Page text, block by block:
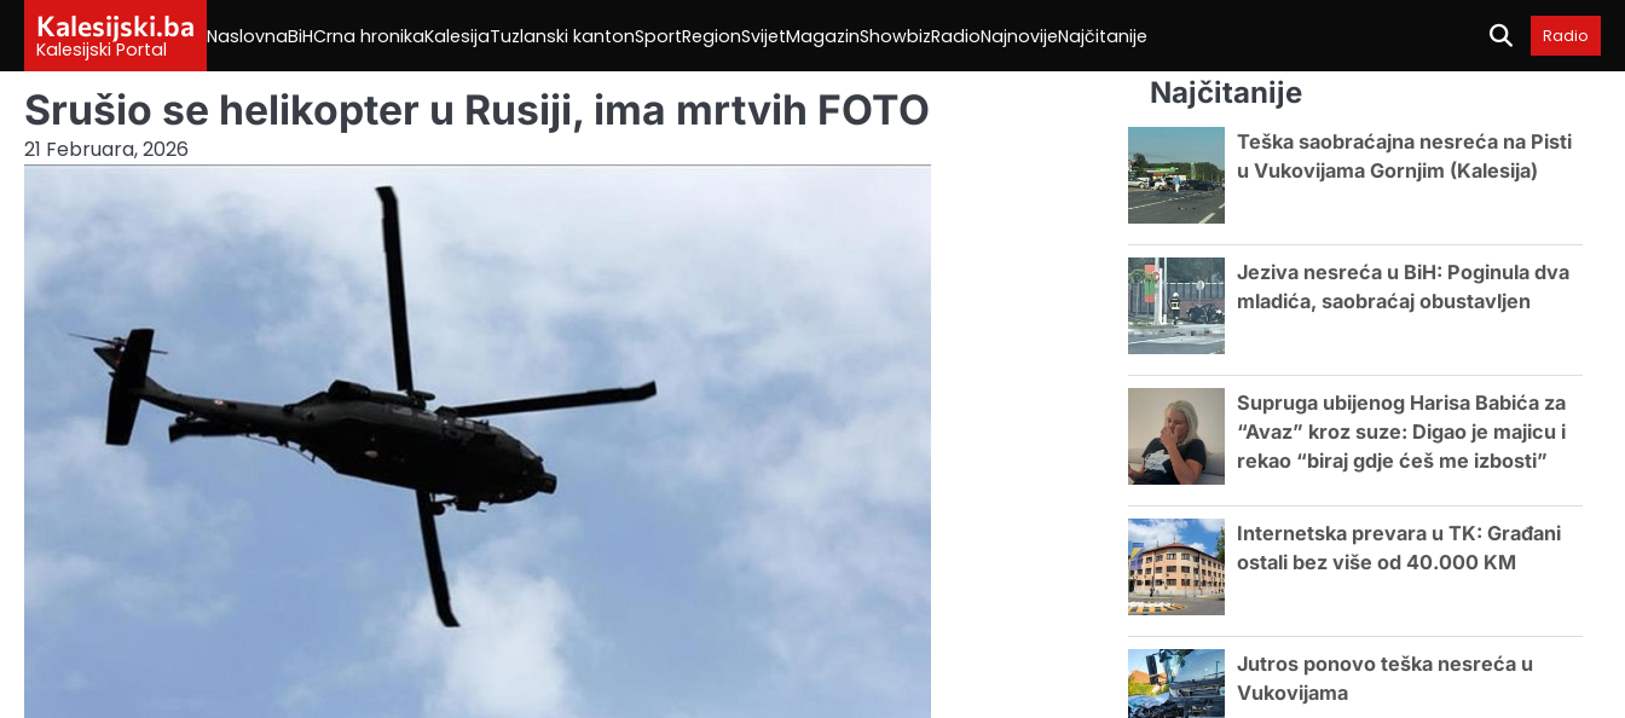
content
Kalesijski.ba
Kalesijski Portal
NaslovnaBiHCrna hronikaKalesijaTuzlanski kantonSportRegionSvijetMagazinShowbizRadioNajnovijeNajčitanije Radio
Srušio se helikopter u Rusiji, ima mrtvih FOTO
21 Februara, 2026
Najčitanije
Teška saobraćajna nesreća na Pisti
u Vukovijama Gornjim (Kalesija)
Jeziva nesreća u BiH: Poginula dva
mladića, saobraćaj obustavljen
Supruga ubijenog Harisa Babića za
“Avaz” kroz suze: Digao je majicu i
rekao “biraj gdje ćeš me izbosti”
Internetska prevara u TK: Građani
ostali bez više od 40.000 KM
Jutros ponovo teška nesreća u
Vukovijama